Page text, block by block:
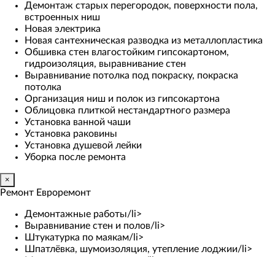
Демонтаж старых перегородок, поверхности пола,
встроенных ниш
Новая электрика
Новая сантехническая разводка из металлопластика
Обшивка стен влагостойким гипсокартоном,
гидроизоляция, выравнивание стен
Выравнивание потолка под покраску, покраска
потолка
Организация ниш и полок из гипсокартона
Облицовка плиткой нестандартного размера
Установка ванной чаши
Установка раковины
Установка душевой лейки
Уборка после ремонта
×
Ремонт Евроремонт
Демонтажные работы/li>
Выравнивание стен и полов/li>
Штукатурка по маякам/li>
Шпатлёвка, шумоизоляция, утепление лоджии/li>